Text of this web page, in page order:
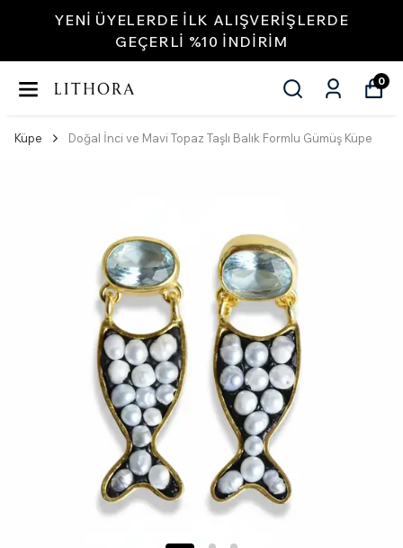
YENI ÜYELERDE İLK ALIŞVERIŞLERDE
GEÇERLI %10 INDIRIM
0
Küpe Doğal İnci ve Mavi Topaz Taşlı Balık Formlu Gümüş Küpe